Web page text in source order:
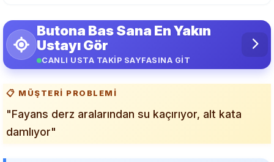
Butona Bas Sana En Yakın
Ustayı Gör
CANLI USTA TAKİP SAYFASINA GİT
📋 MÜŞTERI PROBLEMI
"Fayans derz aralarından su kaçırıyor, alt kata
damlıyor"